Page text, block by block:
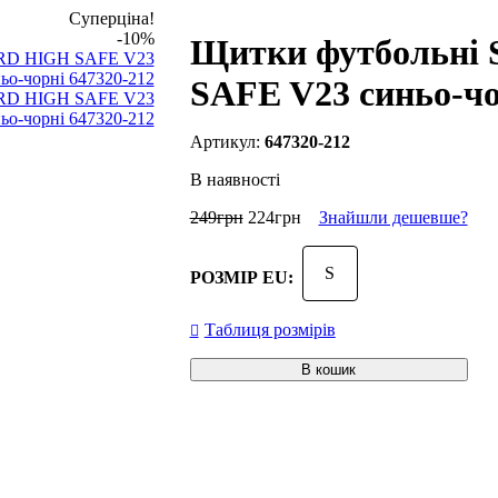
Суперціна!
-10%
Щитки футбольні
SAFE V23 синьо-
647320-212
В наявності
249грн 224грн Знайшли дешевше?
РОЗМІР EU: S
Таблиця розмірів
В кошик